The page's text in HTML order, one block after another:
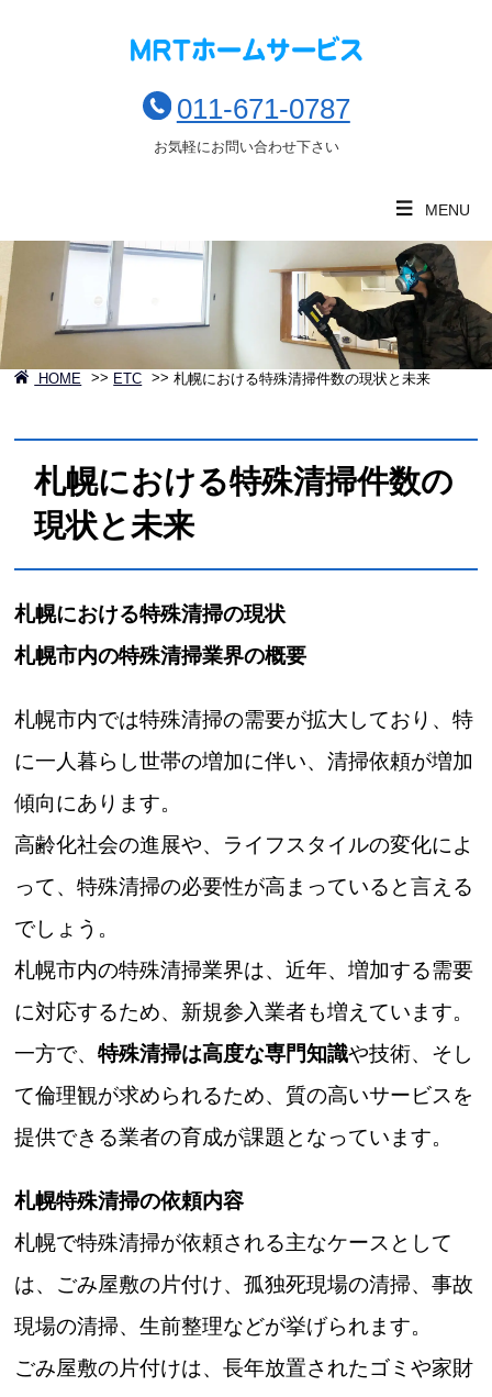
011-671-0787
お気軽にお問い合わせ下さい
MENU
HOME >> ETC >>札幌における特殊清掃件数の現状と未来
札幌における特殊清掃件数の
現状と未来
札幌における特殊清掃の現状
札幌市内の特殊清掃業界の概要
札幌市内では特殊清掃の需要が拡大しており、特
に一人暮らし世帯の増加に伴い、清掃依頼が増加
傾向にあります。
高齢化社会の進展や、ライフスタイルの変化によ
って、特殊清掃の必要性が高まっていると言える
でしょう。
札幌市内の特殊清掃業界は、近年、増加する需要
に対応するため、新規参入業者も増えています。
一方で、特殊清掃は高度な専門知識や技術、そし
て倫理観が求められるため、質の高いサービスを
提供できる業者の育成が課題となっています。
札幌特殊清掃の依頼内容
札幌で特殊清掃が依頼される主なケースとして
は、ごみ屋敷の片付け、孤独死現場の清掃、事故
現場の清掃、生前整理などが挙げられます。
ごみ屋敷の片付けは、長年放置されたゴミや家財